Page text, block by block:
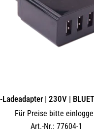
Ladeadapter | 230V |
Für Preise bitte
Art.-Nr.: 77604-1